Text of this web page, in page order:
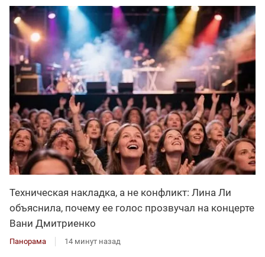
Техническая накладка, а не конфликт: Лина Ли
объяснила, почему ее голос прозвучал на концерте
Вани Дмитриенко
Панорама 14 минут назад